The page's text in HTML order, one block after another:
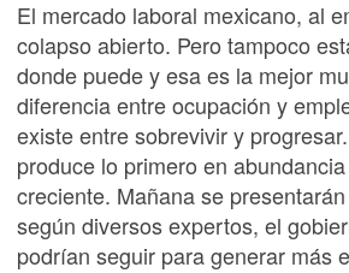
El mercado laboral mexicano, al
colapso abierto. Pero tampoco
donde puede y esa es la mejor
diferencia entre ocupación y
existe entre sobrevivir y
produce lo primero en
creciente. Mañana se
según diversos expertos, el
podrían seguir para generar más